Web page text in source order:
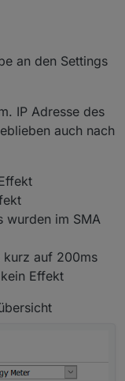
an den Settings
IP Adresse des
auch nach
wurden im SMA
kurz auf 200ms
Effekt